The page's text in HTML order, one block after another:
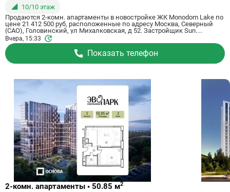
10/10 этаж
Продаются 2-комн. апартаменты в новостройке ЖК Monodom Lake по
цене 21 412 500 руб, расположенные по адресу Москва, Северный
(САО), Головинский, ул Михалковская, д 52. Застройщик Sun
Development. Апартаменты сдаются в 1 квартале 2024 года в 5
минутах на машине от метро Водный стадион. Общая площадь
апартаментов - 57.1 кв. м. Этаж 10 из 10. ID апартаментов на
СтройкиРУ 735336, сообщите его когда будете звонить.
Вчера, 15:33
Показать телефон
Ссылка
2-комн. апартаменты • 50.85 м2